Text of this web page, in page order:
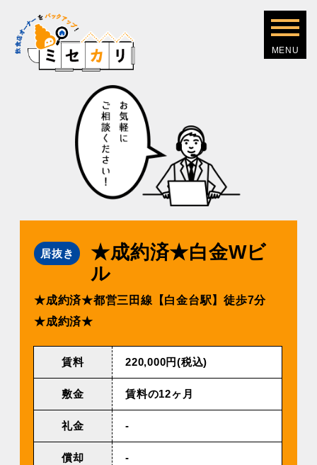
居抜き
★成約済★白金Wビ
ル
★成約済★都営三田線【白金台駅】徒歩7分
★成約済★
賃料 220,000円(税込)
敷金 賃料の12ヶ月
礼金 -
償却 -